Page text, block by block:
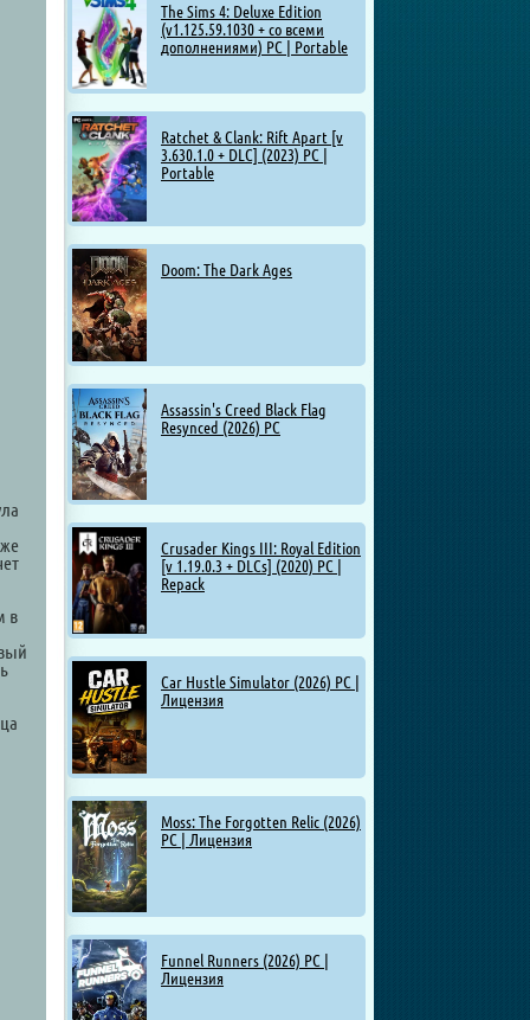
The Sims 4: Deluxe Edition
(v1.125.59.1030 + со всеми
дополнениями) PC | Portable
Ratchet & Clank: Rift Apart [v
3.630.1.0 + DLC] (2023) PC |
Portable
Doom: The Dark Ages
Assassin's Creed Black Flag
Resynced (2026) PC
Crusader Kings III: Royal Edition
[v 1.19.0.3 + DLCs] (2020) PC |
Repack
Car Hustle Simulator (2026) PC |
Лицензия
Moss: The Forgotten Relic (2026)
PC | Лицензия
Funnel Runners (2026) PC |
Лицензия
в